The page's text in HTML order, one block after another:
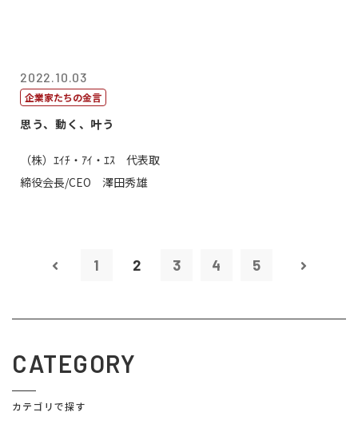
2022.10.03
企業家たちの金言
思う、動く、叶う
（株）ｴｲﾁ・ｱｲ・ｴｽ 代表取
締役会長/CEO 澤田秀雄
1 2 3 4 5
CATEGORY
カテゴリで探す